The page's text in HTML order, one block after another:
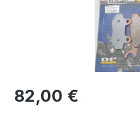
Regulärer Preis:
82,00 €